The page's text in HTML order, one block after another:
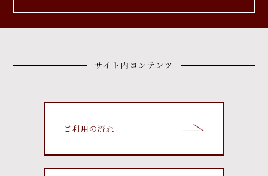
サイト内コンテンツ
ご利用の流れ